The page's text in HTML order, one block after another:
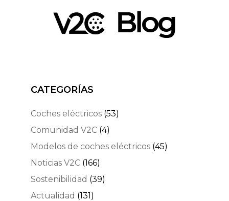
CATEGORÍAS
Coches eléctricos (53)
Comunidad V2C (4)
Modelos de coches eléctricos (45)
Noticias V2C (166)
Sostenibilidad (39)
Actualidad (131)